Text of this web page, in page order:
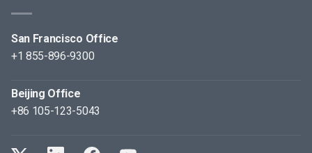
San Francisco Office
+1 855-896-9300
Beijing Office
+86 105-123-5043